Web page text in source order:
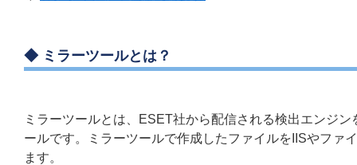
◆ ミラーツールとは？
ミラーツールとは、ESET社から配信される検出エンジ
ールです。ミラーツールで作成したファイルをIISやファ
ます。